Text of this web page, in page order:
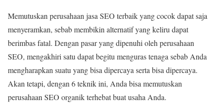
Memutuskan perusahaan jasa SEO terbaik yang cocok dapat saja
menyeramkan, sebab membikin alternatif yang keliru dapat
berimbas fatal. Dengan pasar yang dipenuhi oleh perusahaan
SEO, mengakhiri satu dapat begitu menguras tenaga sebab Anda
mengharapkan suatu yang bisa dipercaya serta bisa dipercaya.
Akan tetapi, dengan 6 teknik ini, Anda bisa memutuskan
perusahaan SEO organik terhebat buat usaha Anda.